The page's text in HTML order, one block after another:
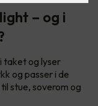
– og i
taket og lyser
og passer i de
stue, soverom og